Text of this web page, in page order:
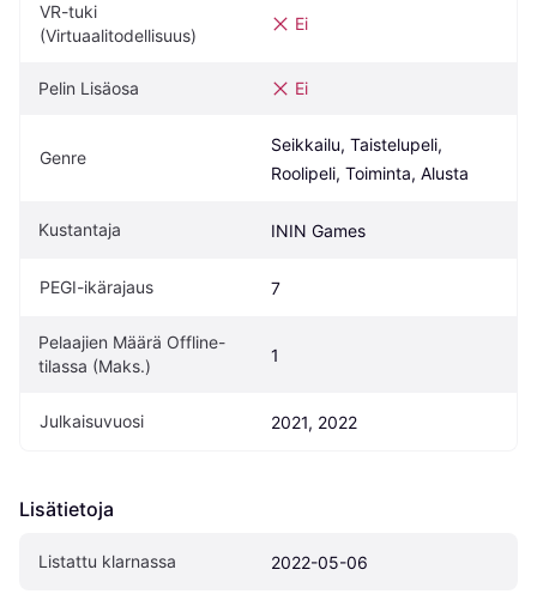
VR-tuki
(Virtuaalitodellisuus)
Ei
Pelin Lisäosa Ei
Genre
Seikkailu, Taistelupeli,
Roolipeli, Toiminta, Alusta
Kustantaja ININ Games
PEGI-ikärajaus 7
Pelaajien Määrä Offline-
tilassa (Maks.)
1
Julkaisuvuosi 2021, 2022
Lisätietoja
Listattu klarnassa 2022-05-06